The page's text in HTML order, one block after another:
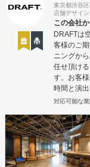
東京都渋谷
店舗デザイン
この会社
DRAFTは
客様のご
ニングか
任せ頂け
す。お客
時間と演
かけるレ
持ってお
安要素、
ほか不明
対応可能な